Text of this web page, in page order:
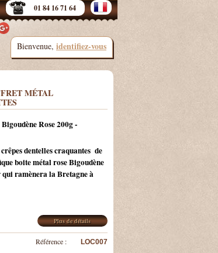
01 84 16 71 64
Bienvenue, identifiez-vous
MÉTAL
Rose 200g -
dentellescraquantes de
boite métal rose Bigoudène
ramènera la Bretagne à
Plus de détails
Référence : LOC007